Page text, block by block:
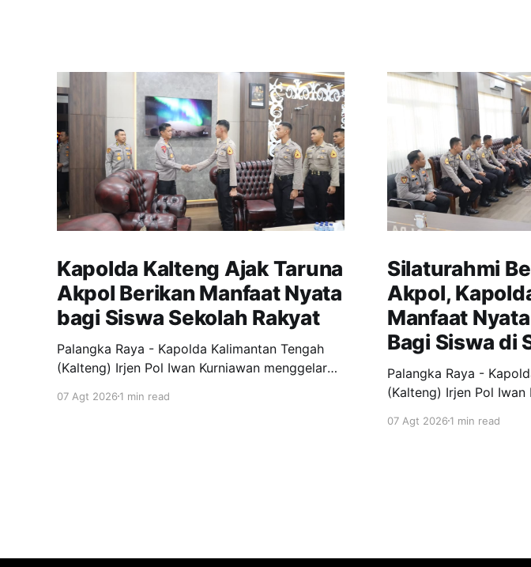
Kapolda Kalteng Ajak Taruna
Akpol Berikan Manfaat Nyata
bagi Siswa Sekolah Rakyat
Palangka Raya - Kapolda Kalimantan Tengah
(Kalteng) Irjen Pol Iwan Kurniawan menggelar
Kepolisian tingkat IV bertempat di ruang
07 Agt 2026 1 min read
Silaturahmi
Akpol,
Manfaat
Bagi Siswa di
Palangka Raya -
(Kalteng) Irjen Pol Iwan
Kepolisian tingkat IV
07 Agt 20261 min read